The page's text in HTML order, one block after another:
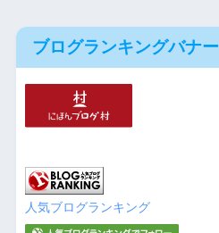
ブログランキングバナー
人気ブログランキング